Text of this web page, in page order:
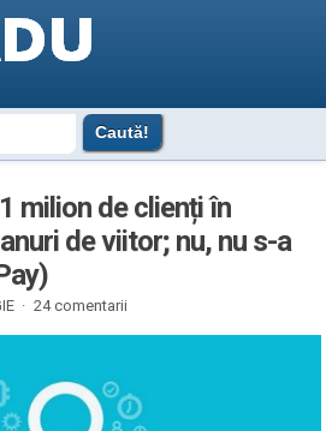
milion de clienți în
de viitor; nu, nu s-a
· 24 comentarii